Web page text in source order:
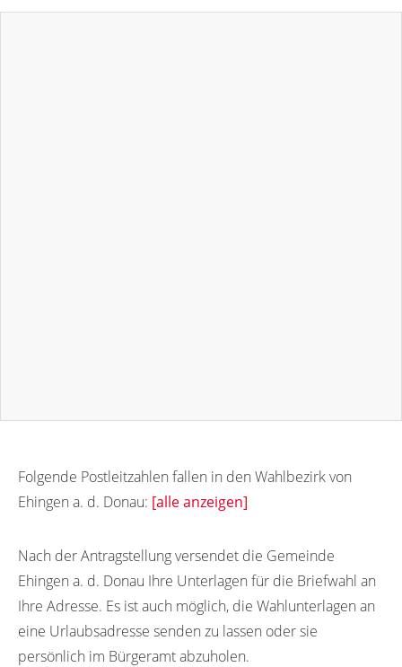
Folgende Postleitzahlen fallen in den Wahlbezirk von
Ehingen a. d. Donau: [alle anzeigen]
Nach der Antragstellung versendet die Gemeinde
Ehingen a. d. Donau Ihre Unterlagen für die Briefwahl an
Ihre Adresse. Es ist auch möglich, die Wahlunterlagen an
eine Urlaubsadresse senden zu lassen oder sie
persönlich im Bürgeramt abzuholen.